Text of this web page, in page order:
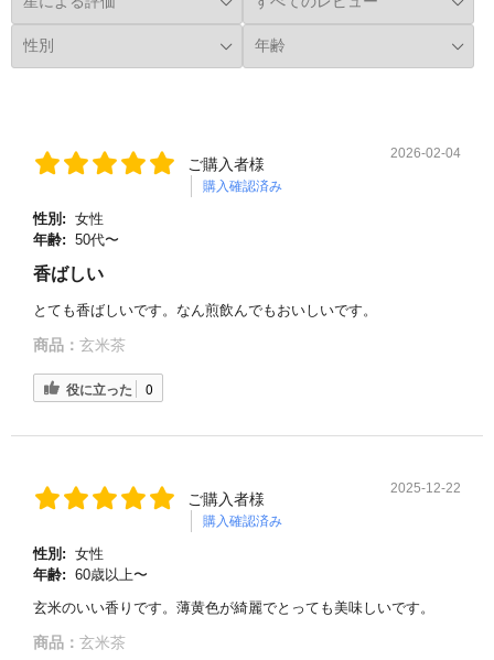
ご購入者様
購入確認済み
2026-02-04
性別: 女性
年齢: 50代〜
香ばしい
とても香ばしいです。なん煎飲んでもおいしいです。
商品： 玄米茶
役に立った 0
ご購入者様
購入確認済み
2025-12-22
性別: 女性
年齢: 60歳以上〜
玄米のいい香りです。薄黄色が綺麗でとっても美味しいです。
商品： 玄米茶